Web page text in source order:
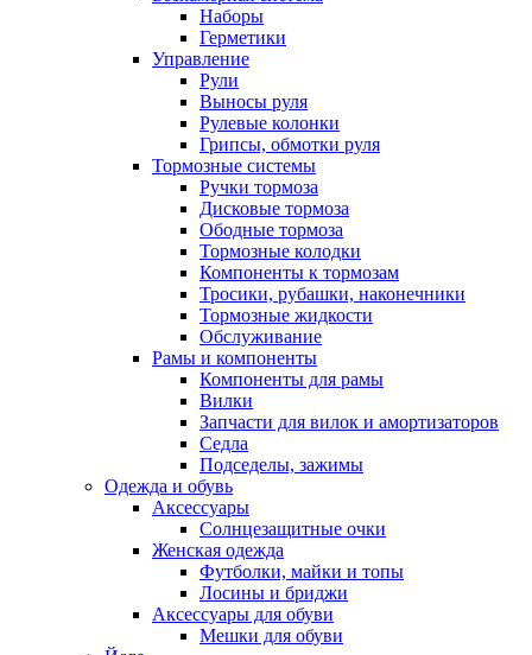
Наборы
Герметики
Управление
Рули
Выносы руля
Рулевые колонки
Грипсы, обмотки руля
Тормозные системы
Ручки тормоза
Дисковые тормоза
Ободные тормоза
Тормозные колодки
Компоненты к тормозам
Тросики, рубашки, наконечники
Тормозные жидкости
Обслуживание
Рамы и компоненты
Компоненты для рамы
Вилки
Запчасти для вилок и амортизаторов
Седла
Подседелы, зажимы
Одежда и обувь
Аксессуары
Солнцезащитные очки
Женская одежда
Футболки, майки и топы
Лосины и бриджи
Аксессуары для обуви
Мешки для обуви